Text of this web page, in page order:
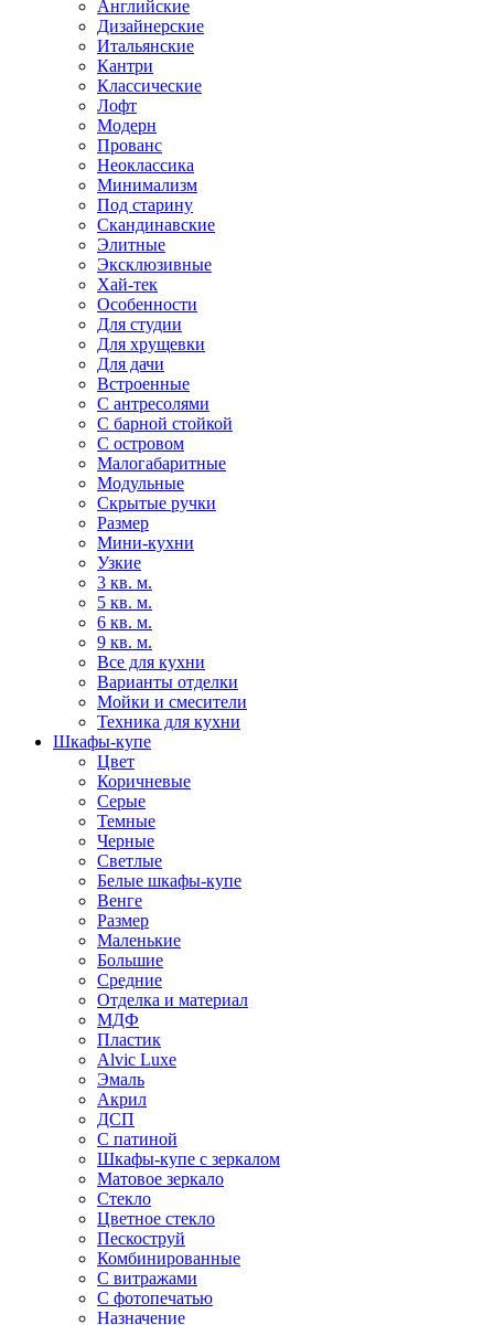
Английские
Дизайнерские
Итальянские
Кантри
Классические
Лофт
Модерн
Прованс
Неоклассика
Минимализм
Под старину
Скандинавские
Элитные
Эксклюзивные
Хай-тек
Особенности
Для студии
Для хрущевки
Для дачи
Встроенные
С антресолями
С барной стойкой
С островом
Малогабаритные
Модульные
Скрытые ручки
Размер
Мини-кухни
Узкие
3 кв. м.
5 кв. м.
6 кв. м.
9 кв. м.
Все для кухни
Варианты отделки
Мойки и смесители
Техника для кухни
Шкафы-купе
Цвет
Коричневые
Серые
Темные
Черные
Светлые
Белые шкафы-купе
Венге
Размер
Маленькие
Большие
Средние
Отделка и материал
МДФ
Пластик
Alvic Luxe
Эмаль
Акрил
ДСП
С патиной
Шкафы-купе с зеркалом
Матовое зеркало
Стекло
Цветное стекло
Пескоструй
Комбинированные
С витражами
С фотопечатью
Назначение